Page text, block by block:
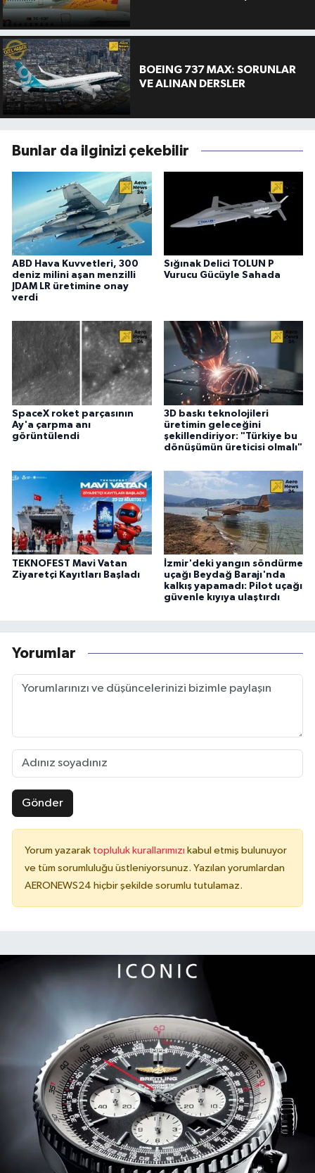
BOEING 737 MAX: SORUNLAR
VE ALINAN DERSLER
Bunlar da ilginizi çekebilir
ABD Hava Kuvvetleri, 300
deniz milini aşan menzilli
JDAM LR üretimine onay
verdi
Sığınak Delici TOLUN P
Vurucu Gücüyle Sahada
SpaceX roket parçasının
Ay'a çarpma anı
görüntülendi
3D baskı teknolojileri
üretimin geleceğini
şekillendiriyor: "Türkiye bu
dönüşümün üreticisi olmalı"
TEKNOFEST Mavi Vatan
Ziyaretçi Kayıtları Başladı
İzmir'deki yangın söndürme
uçağı Beydağ Barajı'nda
kalkış yapamadı: Pilot uçağı
güvenle kıyıya ulaştırdı
Yorumlar
Gönder
Yorum yazarak topluluk kurallarımızı kabul etmiş bulunuyor
ve tüm sorumluluğu üstleniyorsunuz. Yazılan yorumlardan
AERONEWS24 hiçbir şekilde sorumlu tutulamaz.